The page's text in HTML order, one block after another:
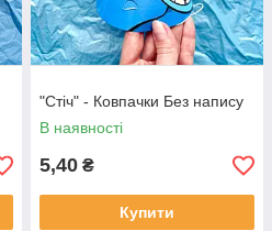
"Стіч" - Ковпачки Без напису
В наявності
5,40 ₴
Купити